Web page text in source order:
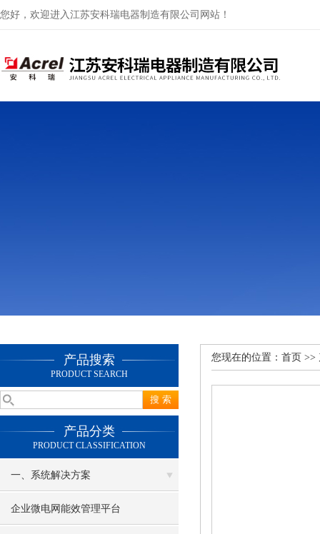
您好，欢迎进入江苏安科瑞电器制造有限公司网站！
产品搜索
PRODUCT SEARCH
产品分类
PRODUCT CLASSIFICATION
一、系统解决方案
企业微电网能效管理平台
您现在的位置： 首页 >>